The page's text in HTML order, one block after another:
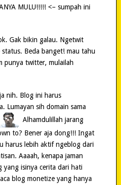
MULU!!!!! <– sumpah ini
Gak bikin galau. Ngetwit
Beda banget! mau tahu
punya twitter, mulailah
nih. Blog ini harus
Lumayan sih domain sama
Alhamdulillah jarang
to? Bener aja dong!!! Ingat
harus lebih aktif ngeblog dari
Aaaah, kenapa jaman
yang isinya cerita dari hati
blog monetize yang hanya